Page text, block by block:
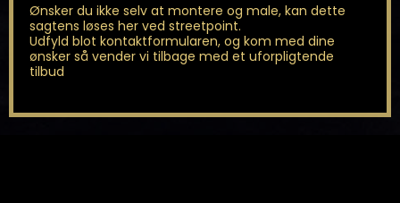
Ønsker du ikke selv at montere og male, kan dette
sagtens løses her ved streetpoint.
Udfyld blot kontaktformularen, og kom med dine
ønsker så vender vi tilbage med et uforpligtende
tilbud